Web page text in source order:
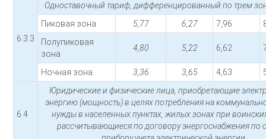
6.3.3
Одноставочный тариф, дифференцированный по трем
Пиковая зона
5,77 6,27 7,96
Полупиковая
зона
4,80 5,22 6,62
Ночная зона 3,36 3,65 4,63
6.4
Юридические и физические лица, приобретающие
энергию (мощность) в целях потребления на
нужды в населенных пунктах, жилых зонах при
рассчитывающиеся по договору энергоснабжения по